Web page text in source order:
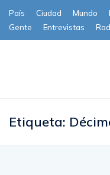
País Ciudad Mundo
Gente
Entrevistas
Etiqueta: